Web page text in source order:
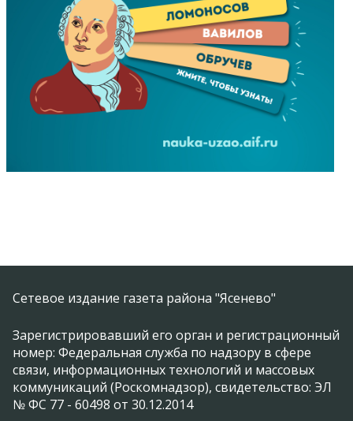
Сетевое издание газета района "Ясенево"
Зарегистрировавший его орган и регистрационный
номер: Федеральная служба по надзору в сфере
связи, информационных технологий и массовых
коммуникаций (Роскомнадзор), свидетельство: ЭЛ
№ ФС 77 - 60498 от 30.12.2014